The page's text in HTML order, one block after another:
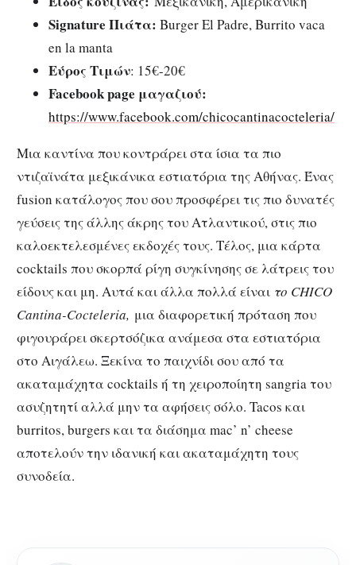
Signature Πιάτα: Burger El Padre, Burrito vaca
en la manta
Εύρος Τιμών: 15€-20€
Facebook page μαγαζιού:
https://www.facebook.com/chicocantinacocteleria/
Μια καντίνα που κοντράρει στα ίσια τα πιο
ντιζαϊνάτα μεξικάνικα εστιατόρια της Αθήνας. Ένας
fusion κατάλογος που σου προσφέρει τις πιο δυνατές
γεύσεις της άλλης άκρης του Ατλαντικού, στις πιο
καλοεκτελεσμένες εκδοχές τους. Τέλος, μια κάρτα
cocktails που σκορπά ρίγη συγκίνησης σε λάτρεις του
είδους και μη. Αυτά και άλλα πολλά είναι το CHICO
Cantina-Cocteleria, μια διαφορετική πρόταση που
φιγουράρει σκερτσόζικα ανάμεσα στα εστιατόρια
στο Αιγάλεω. Ξεκίνα το παιχνίδι σου από τα
ακαταμάχητα cocktails ή τη χειροποίητη sangria του
ασυζητητί αλλά μην τα αφήσεις σόλο. Tacos και
burritos, burgers και τα διάσημα mac’ n’ cheese
αποτελούν την ιδανική και ακαταμάχητη τους
συνοδεία.